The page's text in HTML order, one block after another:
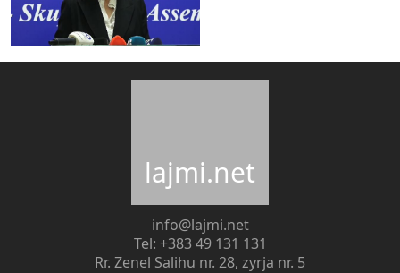
lajmi.net
info@lajmi.net
Tel: +383 49 131 131
Rr. Zenel Salihu nr. 28, zyrja nr. 5